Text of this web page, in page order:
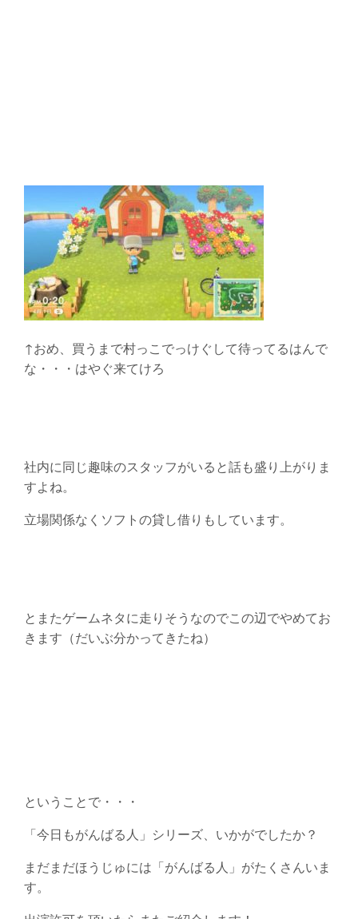
↑おめ、買うまで村っこでっけぐして待ってるはんで
な・・・はやぐ来てけろ
社内に同じ趣味のスタッフがいると話も盛り上がりま
すよね。
立場関係なくソフトの貸し借りもしています。
とまたゲームネタに走りそうなのでこの辺でやめてお
きます（だいぶ分かってきたね）
ということで・・・
「今日もがんばる人」シリーズ、いかがでしたか？
まだまだほうじゅには「がんばる人」がたくさんいま
す。